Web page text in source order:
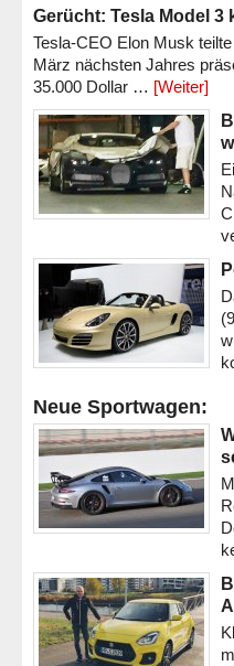
Gerücht: Tesla Model 3
Tesla-CEO Elon Musk
März nächsten Jahres
35.000 Dollar … [Weiter]
Neue Sportwagen: